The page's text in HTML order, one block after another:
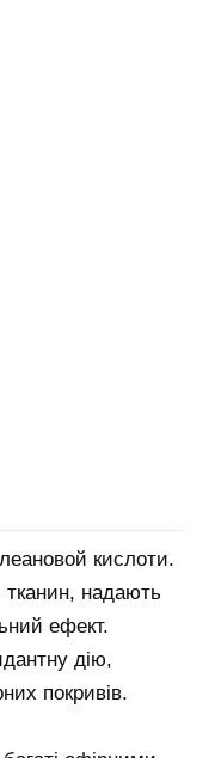
кислоти.
тканин, надають
ефект.
дію,
покривів.